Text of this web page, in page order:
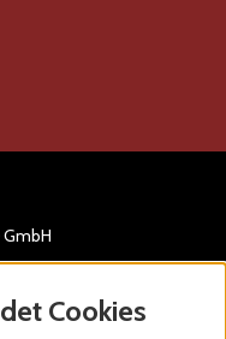
Cookies